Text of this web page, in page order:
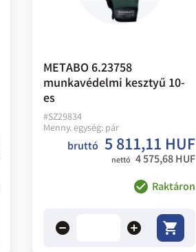
METABO 6.23758
munkavédelmi kesztyű 10-
es
#SZ29834
Menny. egység: pár
bruttó 5 811,11 HUF
nettó 4 575,68 HUF
Raktáron
remove add